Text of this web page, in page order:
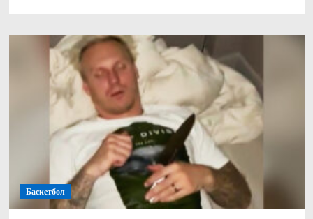
Баскетбол